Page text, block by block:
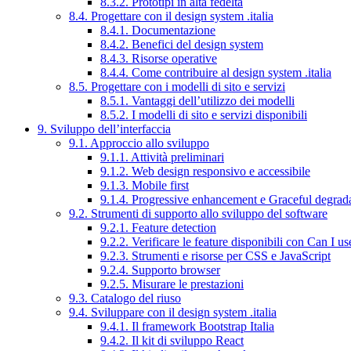
8.4. Progettare con il design system .italia
8.4.1. Documentazione
8.4.2. Benefici del design system
8.4.3. Risorse operative
8.4.4. Come contribuire al design system .italia
8.5. Progettare con i modelli di sito e servizi
8.5.1. Vantaggi dell’utilizzo dei modelli
8.5.2. I modelli di sito e servizi disponibili
9. Sviluppo dell’interfaccia
9.1. Approccio allo sviluppo
9.1.1. Attività preliminari
9.1.2. Web design responsivo e accessibile
9.1.3. Mobile first
9.1.4. Progressive enhancement e Graceful
9.2. Strumenti di supporto allo sviluppo del software
9.2.1. Feature detection
9.2.2. Verificare le feature disponibili con Can I
9.2.3. Strumenti e risorse per CSS e JavaScript
9.2.4. Supporto browser
9.2.5. Misurare le prestazioni
9.3. Catalogo del riuso
9.4. Sviluppare con il design system .italia
9.4.1. Il framework Bootstrap Italia
9.4.2. Il kit di sviluppo React